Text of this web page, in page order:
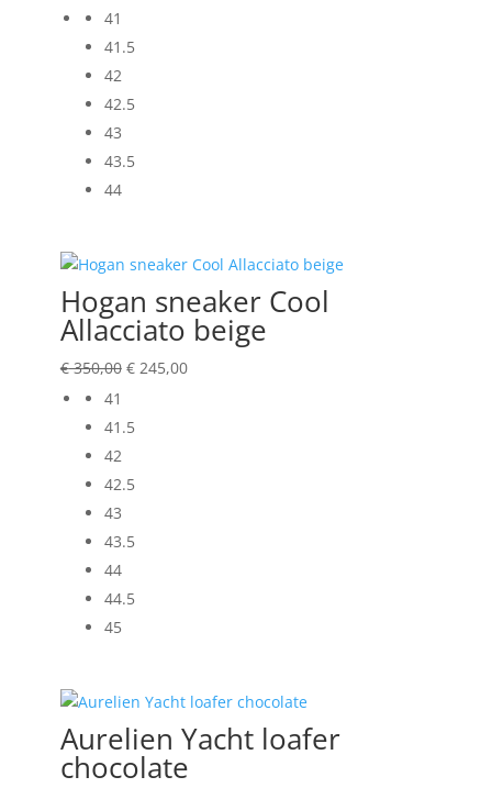
41
41.5
42
42.5
43
43.5
44
Hogan sneaker Cool
Allacciato beige
€350,00 Oorspronkelijke
€245,00Huidige
41
41.5
42
42.5
43
43.5
44
44.5
45
Aurelien Yacht loafer
chocolate